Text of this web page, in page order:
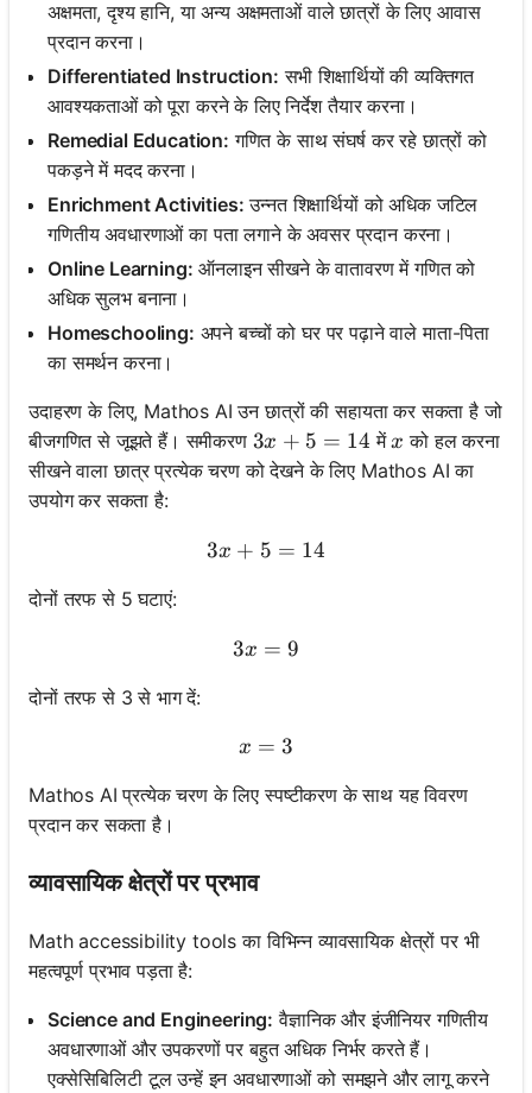
अक्षमता, दृश्य हानि, या अन्य अक्षमताओं वाले छात्रों के लिए आवास
प्रदान करना।
Differentiated Instruction: सभी शिक्षार्थियों की व्यक्तिगत
आवश्यकताओं को पूरा करने के लिए निर्देश तैयार करना।
Remedial Education: गणित के साथ संघर्ष कर रहे छात्रों को
पकड़ने में मदद करना।
Enrichment Activities: उन्नत शिक्षार्थियों को अधिक जटिल
गणितीय अवधारणाओं का पता लगाने के अवसर प्रदान करना।
Online Learning: ऑनलाइन सीखने के वातावरण में गणित को
अधिक सुलभ बनाना।
Homeschooling: अपने बच्चों को घर पर पढ़ाने वाले माता-पिता
का समर्थन करना।
उदाहरण के लिए, Mathos AI उन छात्रों की सहायता कर सकता है जो
बीजगणित से जूझते हैं। समीकरण 3x + 5 = 14
3x + 5 = 14 मेंx
x को हल करना
सीखने वाला छात्र प्रत्येक चरण को देखने के लिए Mathos AI का
उपयोग कर सकता है:
3x + 5 = 14
3x + 5 = 14
दोनों तरफ से 5 घटाएं:
3x = 9
3x = 9
दोनों तरफ से 3 से भाग दें:
x = 3
x = 3
Mathos AI प्रत्येक चरण के लिए स्पष्टीकरण के साथ यह विवरण
प्रदान कर सकता है।
व्यावसायिक क्षेत्रों पर प्रभाव
Math accessibility tools का विभिन्न व्यावसायिक क्षेत्रों पर भी
महत्वपूर्ण प्रभाव पड़ता है:
Science and Engineering: वैज्ञानिक और इंजीनियर गणितीय
अवधारणाओं और उपकरणों पर बहुत अधिक निर्भर करते हैं।
एक्सेसिबिलिटी टूल उन्हें इन अवधारणाओं को समझने और लागू करने